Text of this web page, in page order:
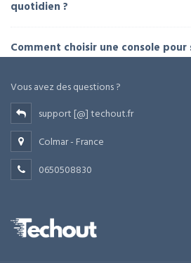
quotidien ?
Comment choisir une console
Vous avez des questions ?
support [@] techout.fr
Colmar - France
0650508830